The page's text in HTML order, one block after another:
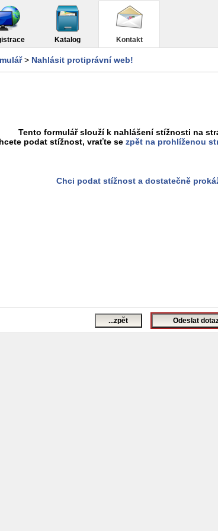
Katalog Kontakt
> Nahlásit protiprávní web!
Tento formulář slouží k nahlášení stížnosti na
podat stížnost, vraťte se zpět na prohlíženou
Chci podat stížnost a dostatečně